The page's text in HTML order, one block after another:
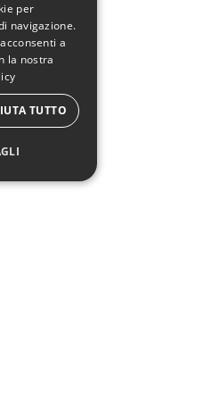
per
navigazione.
a
la nostra
TUTTO